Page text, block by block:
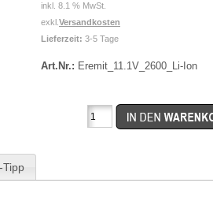
inkl. 8.1 % MwSt.
exkl. Versandkosten
Lieferzeit: 3-5 Tage
Art.Nr.: Eremit_11.1V_2600_Li-Ion
Tipp